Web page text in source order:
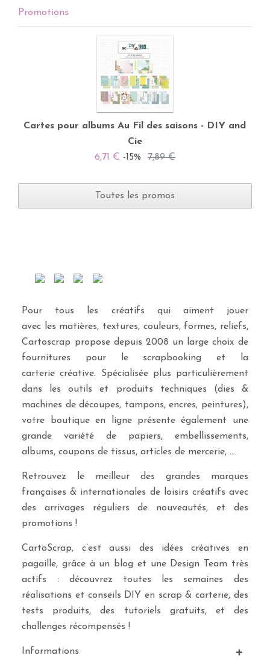
Promotions
Cartes pour albums Au Fil des saisons - DIY and
Cie
6,71 € -15% 7,89 €
Toutes les promos
Pour tous les créatifs qui aiment jouer
avec les matières, textures, couleurs, formes, reliefs,
Cartoscrap propose depuis 2008 un large choix de
fournitures pour le scrapbooking et la
carterie créative. Spécialisée plus particulièrement
dans les outils et produits techniques (dies &
machines de découpes, tampons, encres, peintures),
votre boutique en ligne présente également une
grande variété de papiers, embellissements,
albums, coupons de tissus, articles de mercerie, …
Retrouvez le meilleur des grandes marques
françaises & internationales de loisirs créatifs avec
des arrivages réguliers de nouveautés, et des
promotions !
CartoScrap, c’est aussi des idées créatives en
pagaille, grâce à un blog et une Design Team très
actifs : découvrez toutes les semaines des
réalisations et conseils DIY en scrap & carterie, des
tests produits, des tutoriels gratuits, et des
challenges récompensés !
Informations